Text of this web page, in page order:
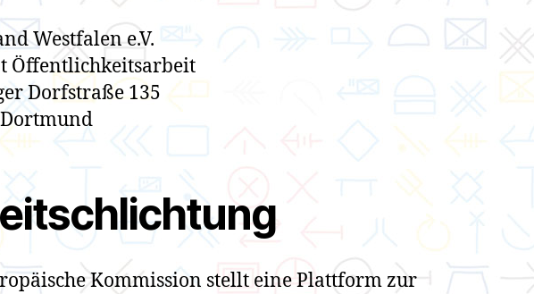
Westfalen e.V.
Öffentlichkeitsarbeit
Dorfstraße 135
Kommission stellt eine Plattform zur